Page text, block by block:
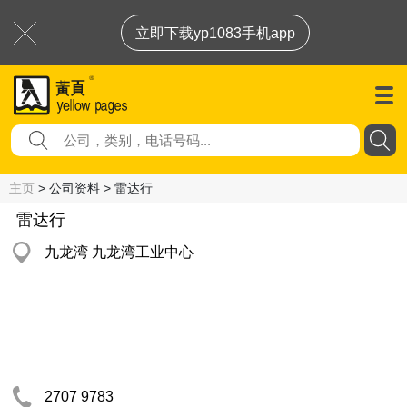
立即下载yp1083手机app
主页 > 公司资料 > 雷达行
雷达行
九龙湾 九龙湾工业中心
2707 9783